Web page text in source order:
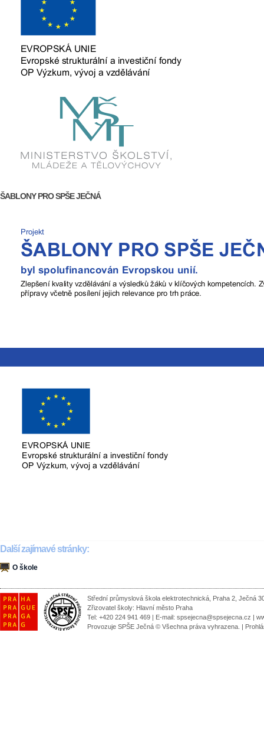
ŠABLONY PRO SPŠE JEČNÁ
Další zajímavé stránky:
O škole
Střední průmyslová škola elektrotechnická, Praha 2, Ječná
Zřizovatel školy: Hlavní město Praha
Tel: +420 224 941 469 | E-mail: spsejecna@spsejecna.cz |
Provozuje SPŠE Ječná © Všechna práva vyhrazena. |